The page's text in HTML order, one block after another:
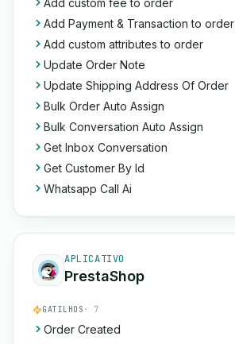
Add custom fee to order
Add Payment & Transaction to order
Add custom attributes to order
Update Order Note
Update Shipping Address Of Order
Bulk Order Auto Assign
Bulk Conversation Auto Assign
Get Inbox Conversation
Get Customer By Id
Whatsapp Call Ai
APLICATIVO
PrestaShop
GATILHOS · 7
Order Created